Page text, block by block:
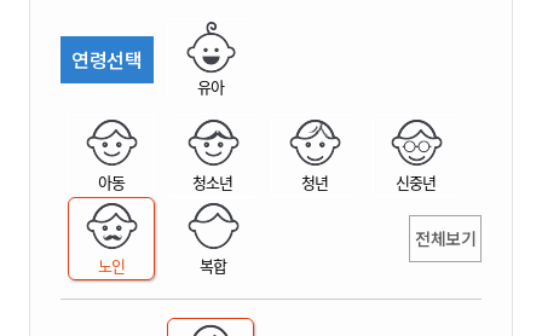
연령선택
유아
아동 청소년 청년 신중년
노인 복합
전체보기